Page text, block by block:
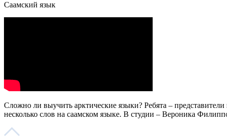
Саамский язык
Сложно ли выучить арктические языки? Ребята –
несколько слов на саамском языке. В студии – Вероника